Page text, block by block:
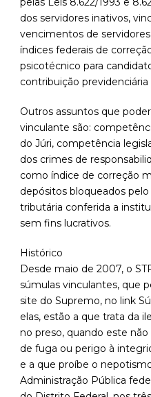
dos servidores inativos,
vencimentos de
índices federais de
psicotécnico para
contribuição previdenciária
Outros assuntos que
vinculante são:
do Júri, competência
dos crimes de
como índice de correção
depósitos bloqueados
tributária conferida a
sem fins lucrativos.
Histórico
Desde maio de 2007, o
súmulas vinculantes, que
site do Supremo, no link
elas, estão a que trata da
no preso, quando este
de fuga ou perigo à
e a que proíbe o
Administração Pública